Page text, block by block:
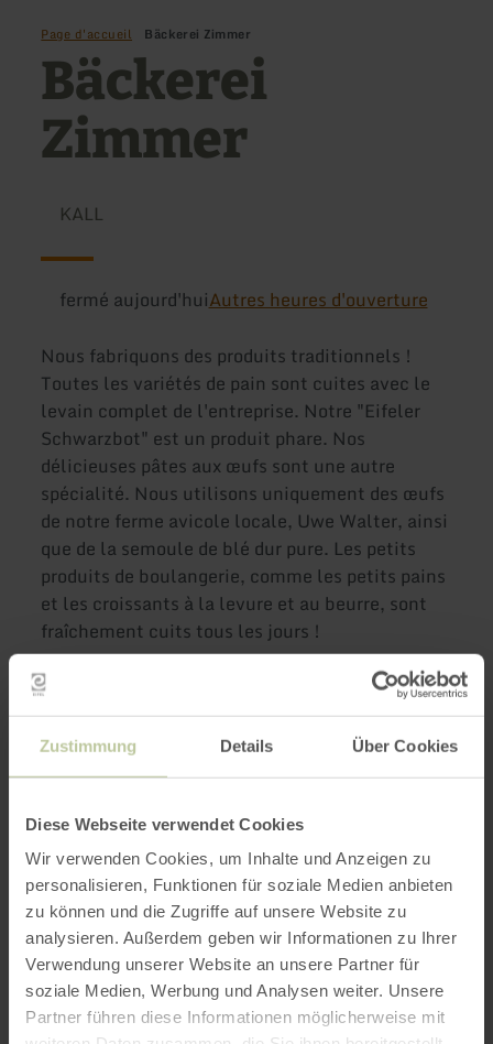
Zustimmung Details Über Cookies
Diese Webseite verwendet Cookies
Wir verwenden Cookies, um Inhalte und Anzeigen zu
personalisieren, Funktionen für soziale Medien anbieten
zu können und die Zugriffe auf unsere Website zu
analysieren. Außerdem geben wir Informationen zu Ihrer
Verwendung unserer Website an unsere Partner für
soziale Medien, Werbung und Analysen weiter. Unsere
Partner führen diese Informationen möglicherweise mit
Page d'accueil Bäckerei Zimmer
Bäckerei
Zimmer
KALL
fermé aujourd'huiAutres heures d'ouverture
Nous fabriquons des produits traditionnels !
Toutes les variétés de pain sont cuites avec le
levain complet de l'entreprise. Notre "Eifeler
Schwarzbot" est un produit phare. Nos
délicieuses pâtes aux œufs sont une autre
spécialité. Nous utilisons uniquement des œufs
de notre ferme avicole locale, Uwe Walter, ainsi
que de la semoule de blé dur pure. Les petits
produits de boulangerie, comme les petits pains
et les croissants à la levure et au beurre, sont
fraîchement cuits tous les jours !
Plus
d'informations
Heures d'ouverture
Caractéristiques / Particularités
Catégories